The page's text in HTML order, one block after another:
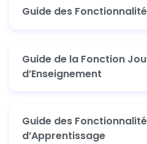
Guide des
Guide de la Fonction
d’Enseignement
Guide des
d’Apprentissage